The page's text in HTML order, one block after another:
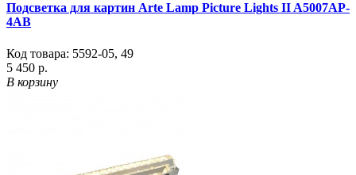
Подсветка для картин Arte Lamp Picture Lights II A5007AP-
4AB
Код товара: 5592-05, 49
5 450 р.
В корзину